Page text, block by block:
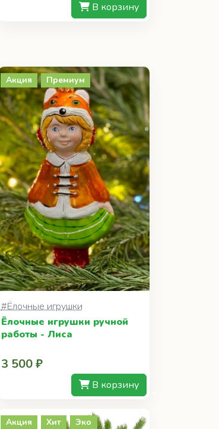
В корзину
Акция Премиум
#Ёлочные игрушки
Ёлочные игрушки ручной
работы - Лиса
3 500 ₽
В корзину
Акция Хит Эко